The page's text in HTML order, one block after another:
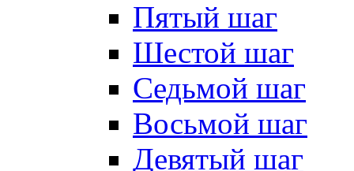
Пятый шаг
Шестой шаг
Седьмой шаг
Восьмой шаг
Девятый шаг